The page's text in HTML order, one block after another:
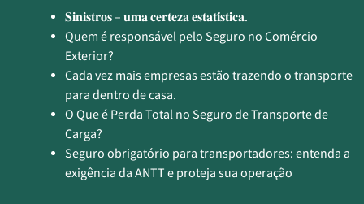
𝐒𝐢𝐧𝐢𝐬𝐭𝐫𝐨𝐬 – 𝐮𝐦𝐚 𝐜𝐞𝐫𝐭𝐞𝐳𝐚 𝐞𝐬𝐭𝐚𝐭𝐢́𝐬𝐭𝐢𝐜𝐚.
Quem é responsável pelo Seguro no Comércio
Exterior?
Cada vez mais empresas estão trazendo o transporte
para dentro de casa.
O Que é Perda Total no Seguro de Transporte de
Carga?
Seguro obrigatório para transportadores: entenda a
exigência da ANTT e proteja sua operação